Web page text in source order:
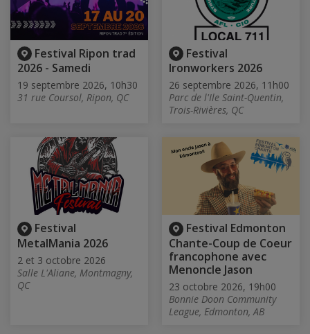
Festival Ripon trad
2026 - Samedi
19 septembre 2026, 10h30
31 rue Coursol, Ripon, QC
Festival
Ironworkers 2026
26 septembre 2026, 11h00
Parc de l'Ile Saint-Quentin,
Trois-Rivières, QC
Festival
MetalMania 2026
2 et 3 octobre 2026
Salle L'Aliane, Montmagny,
QC
Festival Edmonton
Chante-Coup de Coeur
francophone avec
Menoncle Jason
23 octobre 2026, 19h00
Bonnie Doon Community
League, Edmonton, AB